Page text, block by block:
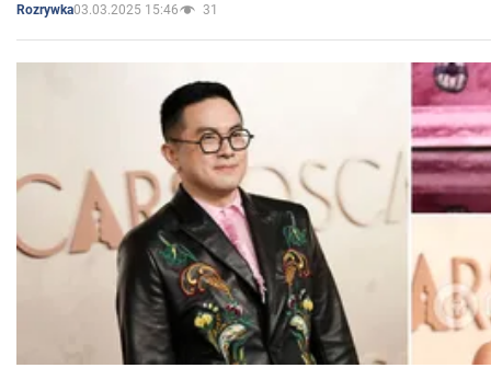
Rozrywka03.03.2025 15:46 31